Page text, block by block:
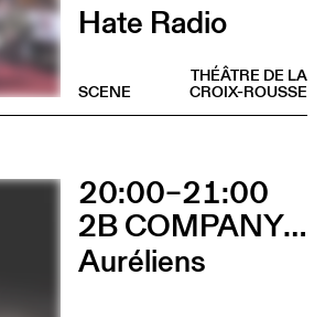
Hate Radio
THÉÂTRE DE LA
CROIX-ROUSSE
SCENE
20:00–21:00
2B COMPANY - FRANÇOIS GREMAUD
Auréliens